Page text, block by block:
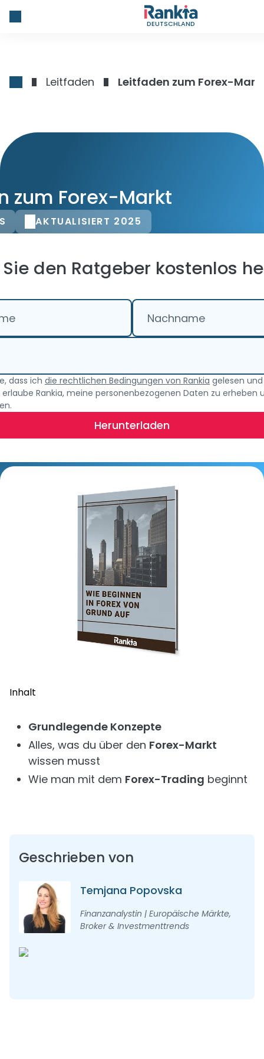
DEUTSCHLAND
Leitfaden Leitfaden zum Forex-
zum Forex-Markt
AKTUALISIERT 2025
den Ratgeber kostenlos
Nachname
dass ich die rechtlichen Bedingungen von Rankia gelesen
Rankia, meine personenbezogenen Daten zu erheben
Herunterladen
Inhalt
Grundlegende Konzepte
Alles, was du über den Forex-Markt
wissen musst
Wie man mit dem Forex-Trading beginnt
Geschrieben von
Temjana Popovska
Finanzanalystin | Europäische Märkte,
Broker & Investmenttrends